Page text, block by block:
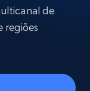
de
regiões